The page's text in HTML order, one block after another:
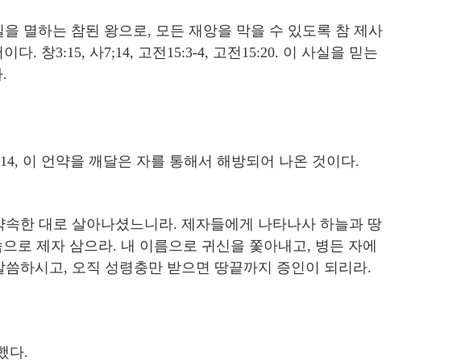
멸하는 참된 왕으로, 모든 재앙을 막을 수 있도록 참 제사
다. 창3:15, 사7;14, 고전15:3-4, 고전15:20. 이 사실을 믿는
이 언약을 깨달은 자를 통해서 해방되어 나온 것이다.
한 대로 살아나셨느니라. 제자들에게 나타나사 하늘과 땅
로 제자 삼으라. 내 이름으로 귀신을 쫓아내고, 병든 자에
하시고, 오직 성령충만 받으면 땅끝까지 증인이 되리라.
다.